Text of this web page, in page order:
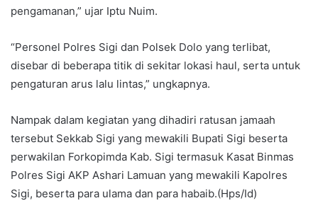
pengamanan,” ujar Iptu Nuim.
“Personel Polres Sigi dan Polsek Dolo yang terlibat,
disebar di beberapa titik di sekitar lokasi haul, serta untuk
pengaturan arus lalu lintas,” ungkapnya.
Nampak dalam kegiatan yang dihadiri ratusan jamaah
tersebut Sekkab Sigi yang mewakili Bupati Sigi beserta
perwakilan Forkopimda Kab. Sigi termasuk Kasat Binmas
Polres Sigi AKP Ashari Lamuan yang mewakili Kapolres
Sigi, beserta para ulama dan para habaib.(Hps/Id)